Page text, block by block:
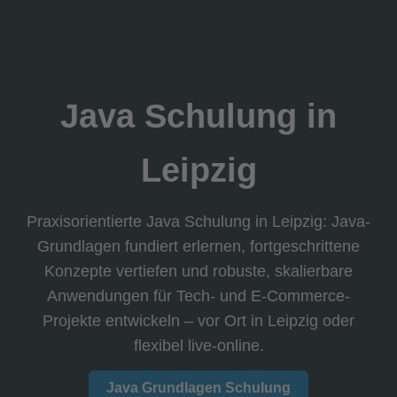
Java Schulung in
Leipzig
Praxisorientierte Java Schulung in Leipzig: Java-
Grundlagen fundiert erlernen, fortgeschrittene
Konzepte vertiefen und robuste, skalierbare
Anwendungen für Tech- und E-Commerce-
Projekte entwickeln – vor Ort in Leipzig oder
flexibel live-online.
Java Grundlagen Schulung